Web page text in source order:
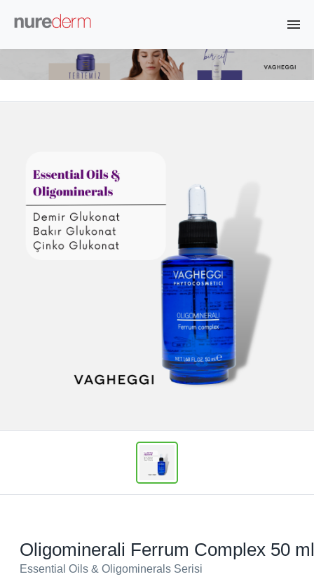
Oligominerali Ferrum Complex 50 ml
Essential Oils & Oligominerals Serisi